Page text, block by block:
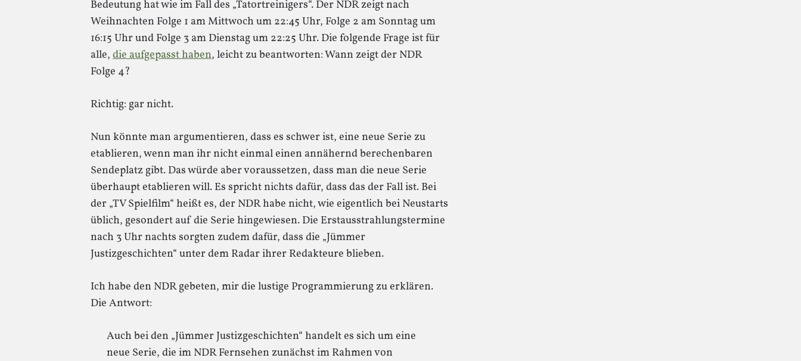
Bedeutung hat wie im Fall des „Tatortreinigers“. Der NDR zeigt nach
Weihnachten Folge 1 am Mittwoch um 22:45 Uhr, Folge 2 am Sonntag um
16:15 Uhr und Folge 3 am Dienstag um 22:25 Uhr. Die folgende Frage ist für
alle, die aufgepasst haben, leicht zu beantworten: Wann zeigt der NDR
Folge 4?
Richtig: gar nicht.
Nun könnte man argumentieren, dass es schwer ist, eine neue Serie zu
etablieren, wenn man ihr nicht einmal einen annähernd berechenbaren
Sendeplatz gibt. Das würde aber voraussetzen, dass man die neue Serie
überhaupt etablieren will. Es spricht nichts dafür, dass das der Fall ist. Bei
der „TV Spielfilm“ heißt es, der NDR habe nicht, wie eigentlich bei Neustarts
üblich, gesondert auf die Serie hingewiesen. Die Erstausstrahlungstermine
nach 3 Uhr nachts sorgten zudem dafür, dass die „Jümmer
Justizgeschichten“ unter dem Radar ihrer Redakteure blieben.
Ich habe den NDR gebeten, mir die lustige Programmierung zu erklären.
Die Antwort:
Auch bei den „Jümmer Justizgeschichten“ handelt es sich um eine
neue Serie, die im NDR Fernsehen zunächst im Rahmen von